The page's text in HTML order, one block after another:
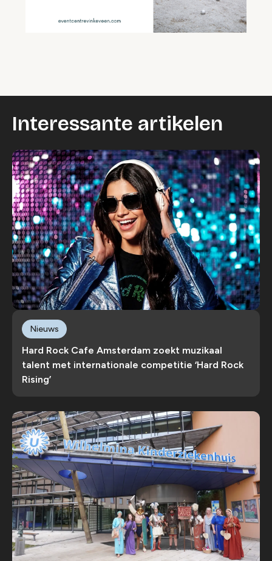
Interessante artikelen
Hard Rock Cafe Amsterdam zoekt muzikaal
talent met internationale competitie ‘Hard Rock
Rising’
Nieuws